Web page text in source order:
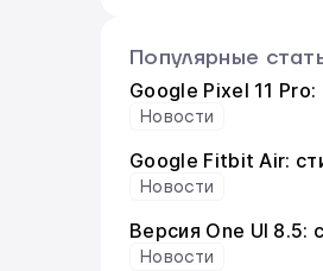
Популярные
Google Pixel 11
Новости
Google Fitbit Air:
Новости
Версия One UI 8.5:
Новости